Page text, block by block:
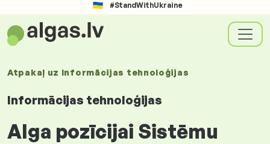
#StandWithUkraine
Atpakaļ uz Informācijas tehnoloģijas
Informācijas tehnoloģijas
Alga pozīcijai Sistēmu